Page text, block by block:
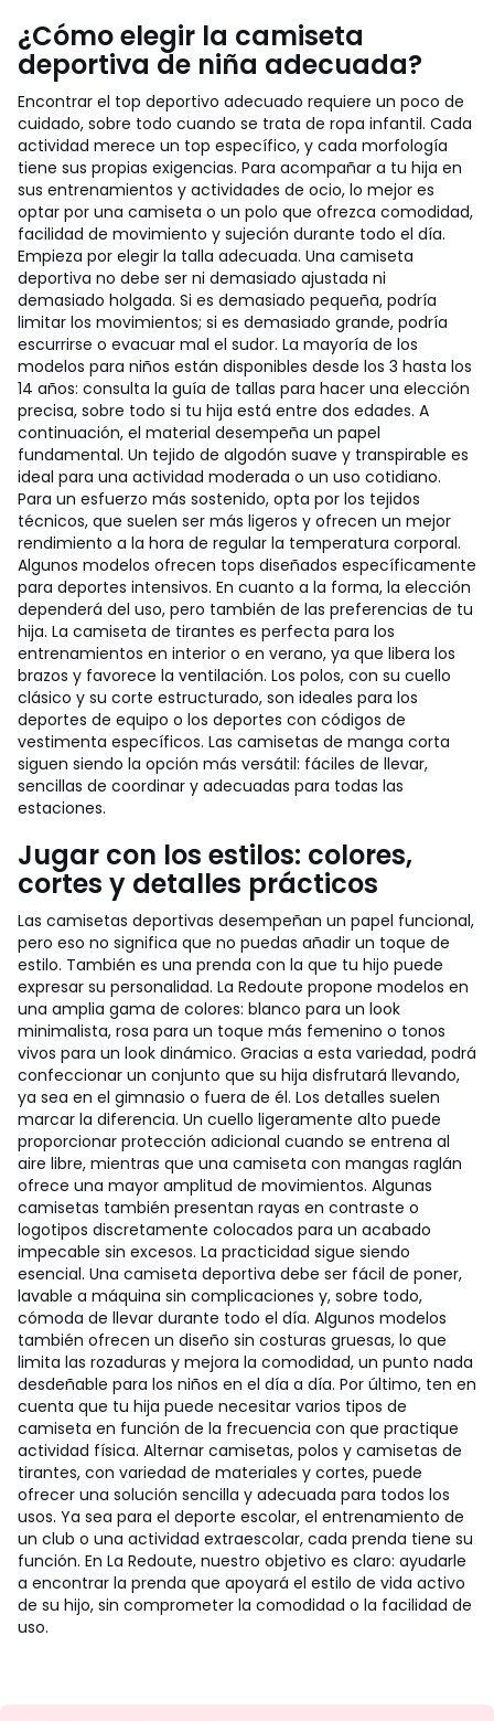
¿Cómo elegir la camiseta
deportiva de niña adecuada?
Encontrar el top deportivo adecuado requiere un poco de
cuidado, sobre todo cuando se trata de ropa infantil. Cada
actividad merece un top específico, y cada morfología
tiene sus propias exigencias. Para acompañar a tu hija en
sus entrenamientos y actividades de ocio, lo mejor es
optar por una camiseta o un polo que ofrezca comodidad,
facilidad de movimiento y sujeción durante todo el día.
Empieza por elegir la talla adecuada. Una camiseta
deportiva no debe ser ni demasiado ajustada ni
demasiado holgada. Si es demasiado pequeña, podría
limitar los movimientos; si es demasiado grande, podría
escurrirse o evacuar mal el sudor. La mayoría de los
modelos para niños están disponibles desde los 3 hasta los
14 años: consulta la guía de tallas para hacer una elección
precisa, sobre todo si tu hija está entre dos edades. A
continuación, el material desempeña un papel
fundamental. Un tejido de algodón suave y transpirable es
ideal para una actividad moderada o un uso cotidiano.
Para un esfuerzo más sostenido, opta por los tejidos
técnicos, que suelen ser más ligeros y ofrecen un mejor
rendimiento a la hora de regular la temperatura corporal.
Algunos modelos ofrecen tops diseñados específicamente
para deportes intensivos. En cuanto a la forma, la elección
dependerá del uso, pero también de las preferencias de tu
hija. La camiseta de tirantes es perfecta para los
entrenamientos en interior o en verano, ya que libera los
brazos y favorece la ventilación. Los polos, con su cuello
clásico y su corte estructurado, son ideales para los
deportes de equipo o los deportes con códigos de
vestimenta específicos. Las camisetas de manga corta
siguen siendo la opción más versátil: fáciles de llevar,
sencillas de coordinar y adecuadas para todas las
estaciones.
Jugar con los estilos: colores,
cortes y detalles prácticos
Las camisetas deportivas desempeñan un papel funcional,
pero eso no significa que no puedas añadir un toque de
estilo. También es una prenda con la que tu hijo puede
expresar su personalidad. La Redoute propone modelos en
una amplia gama de colores: blanco para un look
minimalista, rosa para un toque más femenino o tonos
vivos para un look dinámico. Gracias a esta variedad, podrá
confeccionar un conjunto que su hija disfrutará llevando,
ya sea en el gimnasio o fuera de él. Los detalles suelen
marcar la diferencia. Un cuello ligeramente alto puede
proporcionar protección adicional cuando se entrena al
aire libre, mientras que una camiseta con mangas raglán
ofrece una mayor amplitud de movimientos. Algunas
camisetas también presentan rayas en contraste o
logotipos discretamente colocados para un acabado
impecable sin excesos. La practicidad sigue siendo
esencial. Una camiseta deportiva debe ser fácil de poner,
lavable a máquina sin complicaciones y, sobre todo,
cómoda de llevar durante todo el día. Algunos modelos
también ofrecen un diseño sin costuras gruesas, lo que
limita las rozaduras y mejora la comodidad, un punto nada
desdeñable para los niños en el día a día. Por último, ten en
cuenta que tu hija puede necesitar varios tipos de
camiseta en función de la frecuencia con que practique
actividad física. Alternar camisetas, polos y camisetas de
tirantes, con variedad de materiales y cortes, puede
ofrecer una solución sencilla y adecuada para todos los
usos. Ya sea para el deporte escolar, el entrenamiento de
un club o una actividad extraescolar, cada prenda tiene su
función. En La Redoute, nuestro objetivo es claro: ayudarle
a encontrar la prenda que apoyará el estilo de vida activo
de su hijo, sin comprometer la comodidad o la facilidad de
uso.